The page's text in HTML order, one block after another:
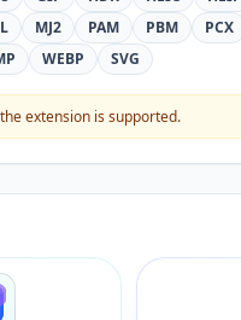
MJ2 PAM PBM PCX
WEBP SVG
extension is supported.